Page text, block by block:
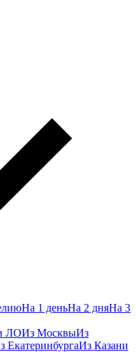
На 1 деньНа 2 дняНа 3
ЛОИз МосквыИз
ЕкатеринбургаИз Казани